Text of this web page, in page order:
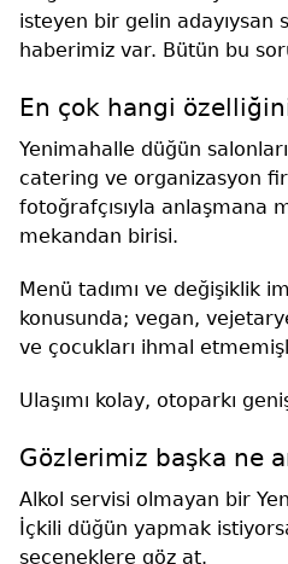
isteyen bir gelin adayıysan
haberimiz var. Bütün bu
En çok hangi
Yenimahalle düğün
catering ve organizasyon
fotoğrafçısıyla anlaşmana
mekandan birisi.
Menü tadımı ve değişiklik
konusunda; vegan,
ve çocukları ihmal
Ulaşımı kolay, otoparkı
Gözlerimiz başka ne
Alkol servisi olmayan bir
İçkili düğün yapmak
seçeneklere göz at.